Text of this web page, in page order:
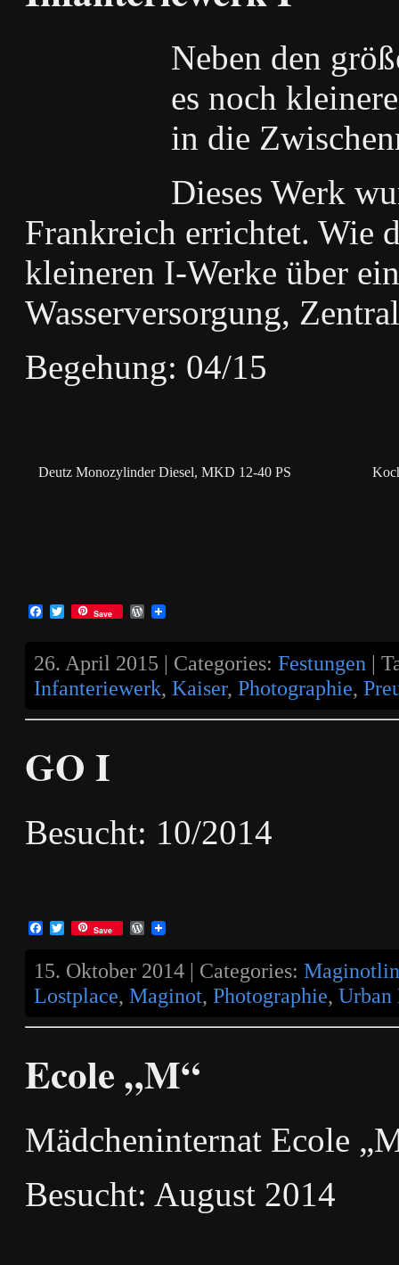
Neben den
es noch
in die
Dieses Werk
Frankreich errichtet. Wie
kleineren I-Werke über
Wasserversorgung,
Begehung: 04/15
Deutz Monozylinder Diesel, MKD 12-40 PS
Facebook
TwitterSave WordPress
26. April 2015 | Categories: Festungen |
Infanteriewerk, Kaiser, Photographie,
GO I
Besucht: 10/2014
Facebook
TwitterSave WordPress
15. Oktober 2014 | Categories:
Lostplace, Maginot, Photographie, Urban
Ecole „M“
Mädcheninternat Ecole
Besucht: August 2014